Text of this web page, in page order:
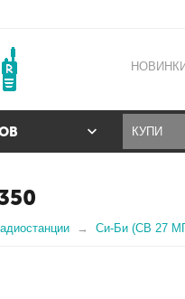
НОВИНКИ
Си-Би (CB 27